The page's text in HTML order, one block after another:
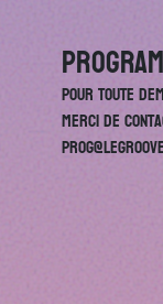
Pour toute
merci de